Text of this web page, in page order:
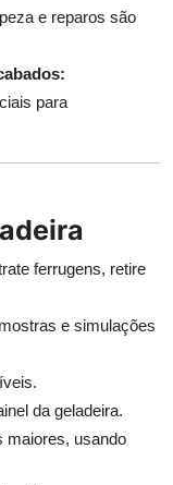
e reparos são
para
ferrugens, retire
e simulações
da geladeira.
maiores, usando